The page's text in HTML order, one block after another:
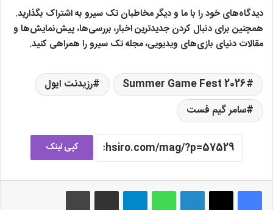
دیدگاه‌های خود را با ما و دیگر مخاطبان تک سیرو به اشتراک بگذارید.
همچنین برای دنبال کردن جدیدترین اخبار، بررسی‌ها، پیش‌نمایش‌ها و
مقالات دنیای بازی‌های ویدیویی، مجله تک سیرو را همراهی کنید.
Summer Game Fest 2026
رزیدنت ایول
سامر گیم فست
کپی لینک
لینکدین واتس آپ تلگرام اشتراک گذاری از طریق ایمیل